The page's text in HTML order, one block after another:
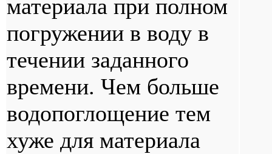
материала при полном
погружении в воду в
течении заданного
времени. Чем больше
водопоглощение тем
хуже для материала